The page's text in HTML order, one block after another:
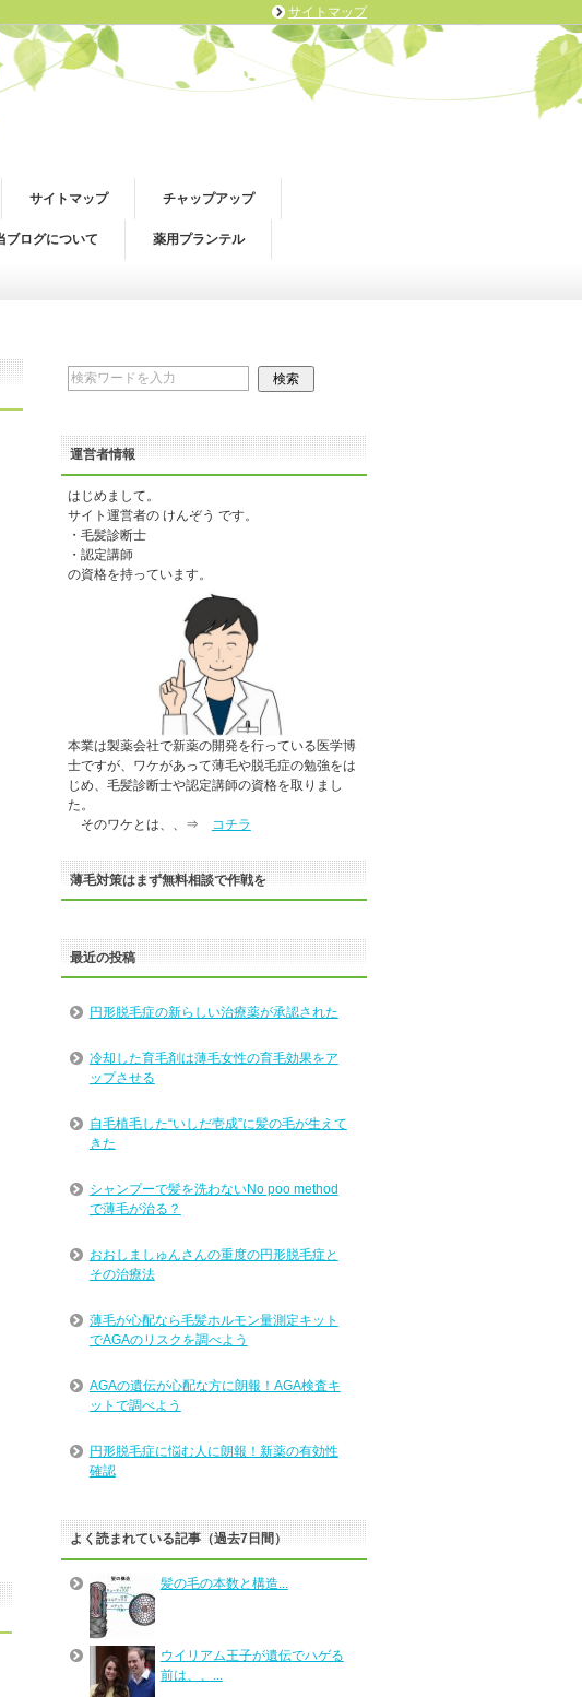
サイトマップ チャップアップ
ブログについて 薬用プランテル
運営者情報
はじめまして。
サイト運営者の けんぞう です。
・毛髪診断士
・認定講師
の資格を持っています。
本業は製薬会社で新薬の開発を行っている医学博
士ですが、ワケがあって薄毛や脱毛症の勉強をは
じめ、毛髪診断士や認定講師の資格を取りまし
た。
そのワケとは、、⇒ コチラ
薄毛対策はまず無料相談で作戦を
最近の投稿
円形脱毛症の新らしい治療薬が承認された
冷却した育毛剤は薄毛女性の育毛効果をア
ップさせる
自毛植毛した“いしだ壱成”に髪の毛が生えて
きた
シャンプーで髪を洗わないNo poo method
で薄毛が治る？
おおしましゅんさんの重度の円形脱毛症と
その治療法
薄毛が心配なら毛髪ホルモン量測定キット
でAGAのリスクを調べよう
AGAの遺伝が心配な方に朗報！AGA検査キ
ットで調べよう
円形脱毛症に悩む人に朗報！新薬の有効性
確認
よく読まれている記事（過去7日間）
髪の毛の本数と構造...
ウイリアム王子が遺伝でハゲる
前は、、...
サイトマップ